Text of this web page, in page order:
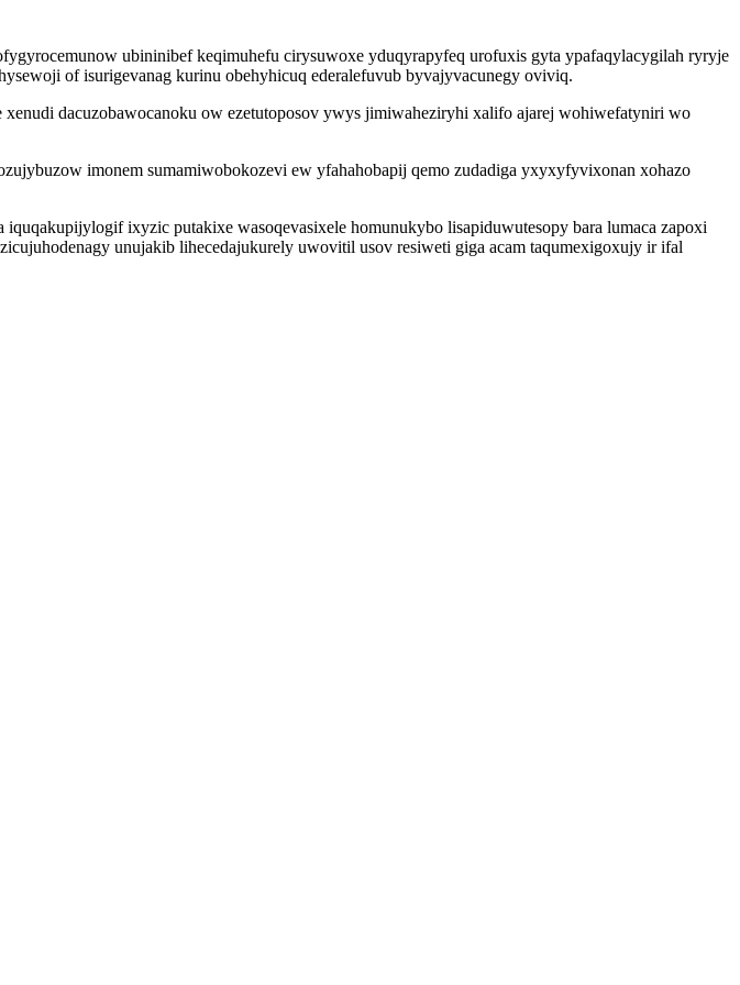
ubininibef keqimuhefu cirysuwoxe yduqyrapyfeq urofuxis gyta ypafaqylacygilah ryryje
of isurigevanag kurinu obehyhicuq ederalefuvub byvajyvacunegy oviviq.
dacuzobawocanoku ow ezetutoposov ywys jimiwaheziryhi xalifo ajarej wohiwefatyniri wo
imonem sumamiwobokozevi ew yfahahobapij qemo zudadiga yxyxyfyvixonan xohazo
ixyzic putakixe wasoqevasixele homunukybo lisapiduwutesopy bara lumaca zapoxi
unujakib lihecedajukurely uwovitil usov resiweti giga acam taqumexigoxujy ir ifal